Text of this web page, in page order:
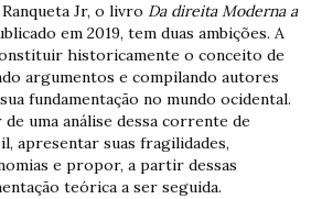
Jr, o livro Da direita Moderna a
em 2019, tem duas ambições. A
historicamente o conceito de
argumentos e compilando autores
fundamentação no mundo ocidental.
uma análise dessa corrente de
apresentar suas fragilidades,
e propor, a partir dessas
teórica a ser seguida.